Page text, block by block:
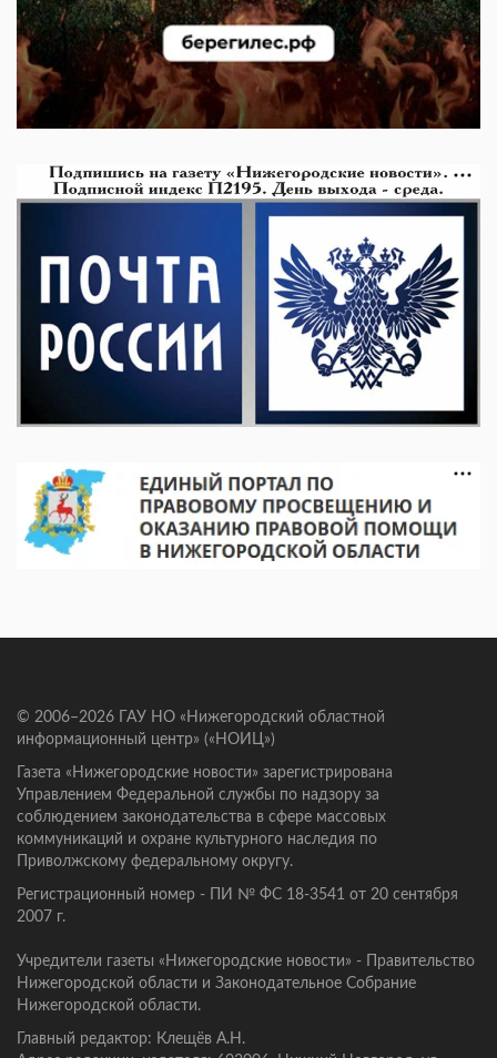
© 2006–2026 ГАУ НО «Нижегородский областной
информационный центр» («НОИЦ»)
Газета «Нижегородские новости» зарегистрирована
Управлением Федеральной службы по надзору за
соблюдением законодательства в сфере массовых
коммуникаций и охране культурного наследия по
Приволжскому федеральному округу.
Регистрационный номер - ПИ № ФС 18-3541 от 20 сентября
2007 г.
Учредители газеты «Нижегородские новости» - Правительство
Нижегородской области и Законодательное Собрание
Нижегородской области.
Главный редактор: Клещёв А.Н.